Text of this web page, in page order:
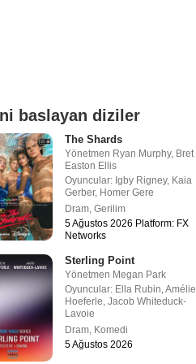
baslayan diziler
The Shards
Yönetmen Ryan Murphy, Bret
Easton Ellis
Oyuncular: Igby Rigney, Kaia
Gerber, Homer Gere
Dram, Gerilim
5 Ağustos 2026 Platform: FX
Networks
Sterling Point
Yönetmen Megan Park
Oyuncular: Ella Rubin,Amélie
Hoeferle, Jacob Whiteduck-
Lavoie
Dram, Komedi
5 Ağustos 2026